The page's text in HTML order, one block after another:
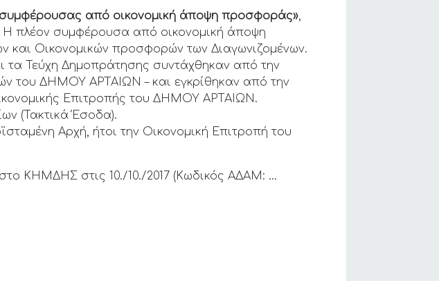
από οικονομική άποψη προσφοράς»,
Η πλέον συμφέρουσα από οικονομική άποψη
και Οικονομικών προσφορών των Διαγωνιζομένων.
τα Τεύχη Δημοπράτησης συντάχθηκαν από την
του ΔΗΜΟΥ ΑΡΤΑΙΩΝ – και εγκρίθηκαν από την
Επιτροπής του ΔΗΜΟΥ ΑΡΤΑΙΩΝ.
(Τακτικά Έσοδα).
Αρχή, ήτοι την Οικονομική Επιτροπή του
στο ΚΗΜΔΗΣ στις 10./10./2017 (Κωδικός ΑΔΑΜ: …